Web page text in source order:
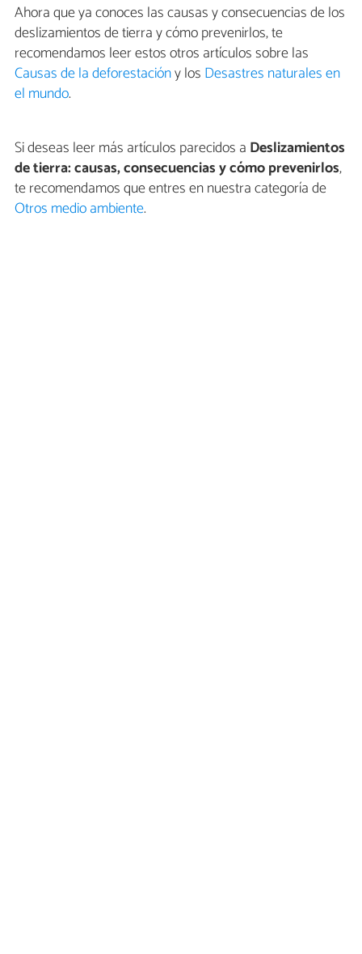
Ahora que ya conoces las causas y consecuencias de los
deslizamientos de tierra y cómo prevenirlos, te
recomendamos leer estos otros artículos sobre las
Causas de la deforestacióny los Desastres naturales en
el mundo.
Si deseas leer más artículos parecidos a Deslizamientos
de tierra: causas, consecuencias y cómo prevenirlos,
te recomendamos que entres en nuestra categoría de
Otros medio ambiente.